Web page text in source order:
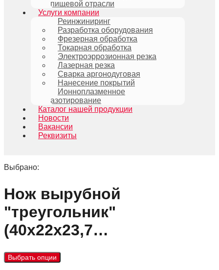
пищевой отрасли
Услуги компании
Реинжиниринг
Разработка оборудования
Фрезерная обработка
Токарная обработка
Электроэррозионная резка
Лазерная резка
Сварка аргонодуговая
Нанесение покрытий
Ионноплазменное
азотирование
Каталог нашей продукции
Новости
Вакансии
Реквизиты
Выбрано:
Нож вырубной
"треугольник"
(40х22х23,7…
Выбрать опции